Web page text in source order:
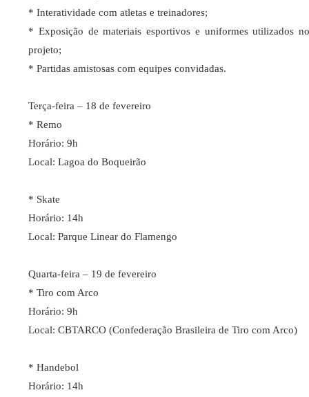
* Interatividade com atletas e treinadores;
* Exposição de materiais esportivos e uniformes utilizados no
projeto;
* Partidas amistosas com equipes convidadas.
Terça-feira – 18 de fevereiro
* Remo
Horário: 9h
Local: Lagoa do Boqueirão
* Skate
Horário: 14h
Local: Parque Linear do Flamengo
Quarta-feira – 19 de fevereiro
* Tiro com Arco
Horário: 9h
Local: CBTARCO (Confederação Brasileira de Tiro com Arco)
* Handebol
Horário: 14h